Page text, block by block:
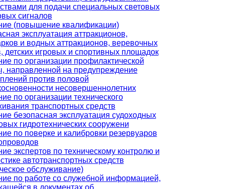
для подачи специальных световых
сигналов
(повышение квалификации)
эксплуатация аттракционов,
и водных аттракционов, веревочных
детских игровых и спортивных площадок
по организации профилактической
направленной на предупреждение
против половой
несовершеннолетних
по организации технического
транспортных средств
безопасная эксплуатация судоходных
гидротехнических сооружени
по поверке и калибровки резервуаров
экспертов по техническому контролю и
автотранспортных средств
обслуживание)
по работе со служебной информацией,
в документах об